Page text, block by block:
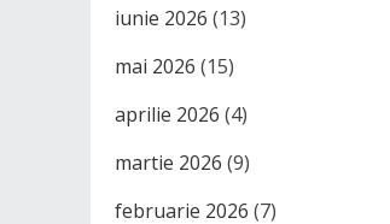
iunie 2026 (13)
mai 2026 (15)
aprilie 2026 (4)
martie 2026 (9)
februarie 2026 (7)